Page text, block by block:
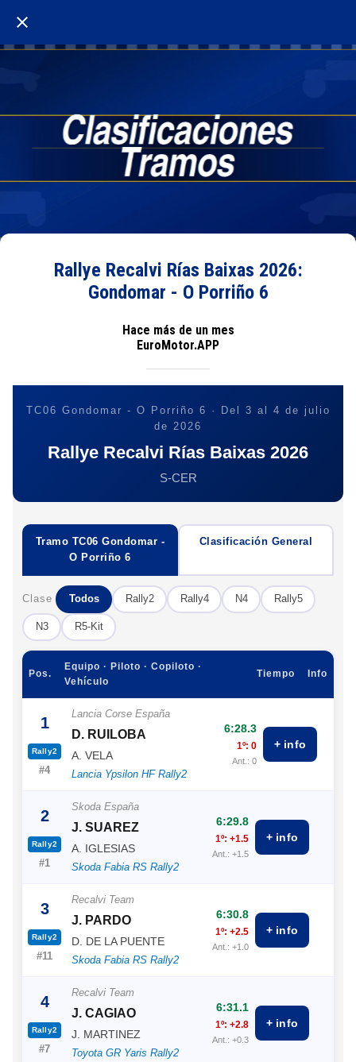
Rallye Recalvi Rías Baixas 2026:
Gondomar - O Porriño 6
Hace más de un mes
EuroMotor.APP
TC06 Gondomar - O Porriño 6 · Del 3 al 4 de julio
de 2026
Rallye Recalvi Rías Baixas 2026
S-CER
Tramo TC06 Gondomar -
O Porriño 6
Clasificación General
Clase Todos Rally2 Rally4 N4 Rally5
N3 R5-Kit
Pos.
Equipo · Piloto · Copiloto ·
Vehículo
Tiempo Info
1
Rally2
#4
Lancia Corse España
D. RUILOBA
A. VELA
Lancia Ypsilon HF Rally2
6:28.3
1º: 0
Ant.: 0
+ info
2
Rally2
#1
Skoda España
J. SUAREZ
A. IGLESIAS
Skoda Fabia RS Rally2
6:29.8
1º: +1.5
Ant.: +1.5
+ info
3
Rally2
#11
Recalvi Team
J. PARDO
D. DE LA PUENTE
Skoda Fabia RS Rally2
6:30.8
1º: +2.5
Ant.: +1.0
+ info
4
Rally2
#7
Recalvi Team
J. CAGIAO
J. MARTINEZ
Toyota GR Yaris Rally2
6:31.1
1º: +2.8
Ant.: +0.3
+ info